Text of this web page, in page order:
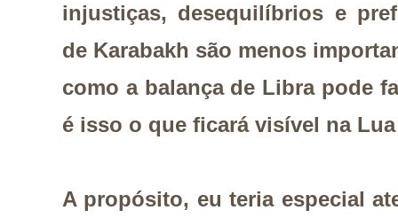
injustiças, desequilíbrios e
de Karabakh são menos
como a balança de Libra pode
é isso o que ficará visível na
A propósito, eu teria especial